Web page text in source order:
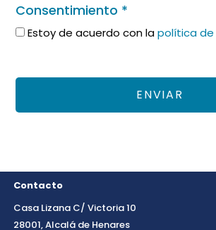
Consentimiento *
Estoy de acuerdo con lapolítica
Contacto
Casa Lizana C/ Victoria 10
28001, Alcalá de Henares